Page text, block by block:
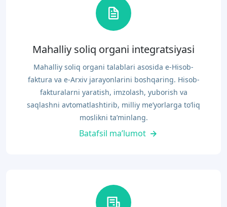
Mahalliy soliq organi integratsiyasi
Mahalliy soliq organi talablari asosida e-Hisob-
faktura va e-Arxiv jarayonlarini boshqaring. Hisob-
fakturalarni yaratish, imzolash, yuborish va
saqlashni avtomatlashtirib, milliy me’yorlarga to‘liq
moslikni ta’minlang.
Batafsil ma’lumot